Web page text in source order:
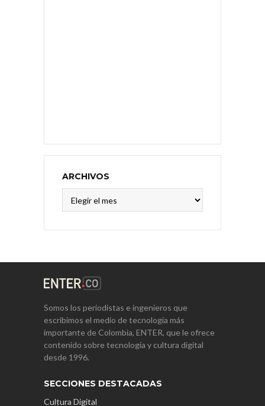
ARCHIVOS
Somos los periodistas e ingenieros que
escribimos el medio de tecnología más
importante de Colombia, ENTER, que le ofrece
contenido sobre tecnología y cultura digital
desde 1996.
SECCIONES DESTACADAS
Cultura Digital